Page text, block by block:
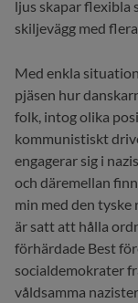
ljus skapar flexibla
skiljevägg med
Med enkla
pjäsen hur
folk, intog olika
kommunistiskt
engagerar sig i
och däremellan
min med den
är satt att hålla
förhärdade Best
socialdemokrater
våldsamma